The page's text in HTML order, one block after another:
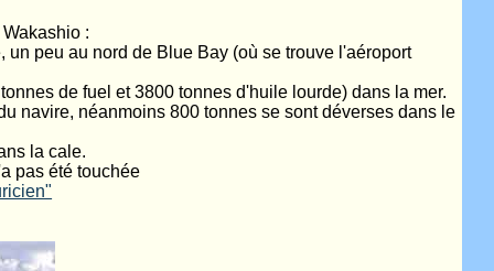
:
peu au nord de Blue Bay (où se trouve l'aéroport
de fuel et 3800 tonnes d'huile lourde) dans la mer.
navire, néanmoins 800 tonnes se sont déverses dans le
la cale.
pas été touchée